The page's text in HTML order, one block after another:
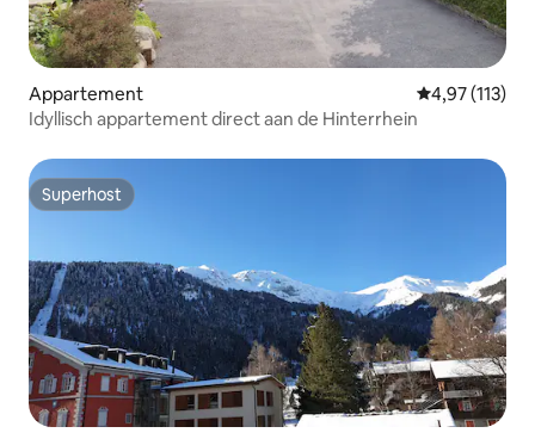
Appartement Gemiddelde
4,97 (113)
Idyllisch appartement direct aan de Hinterrhein
Superhost
Superhost